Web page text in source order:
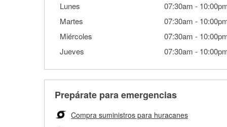
Lunes
07:30am -
Martes
07:30am -
Miércoles
07:30am -
Jueves
07:30am -
Prepárate para emergencias
Compra suministros para huracanes